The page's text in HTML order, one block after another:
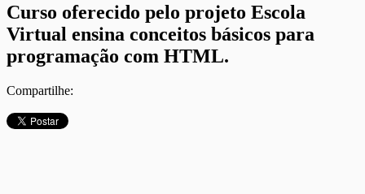
Curso oferecido pelo projeto Escola
Virtual ensina conceitos básicos para
programação com HTML.
Compartilhe: